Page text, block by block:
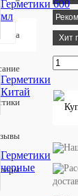
Герметики 600
мл
Герметики
Китай
Герметики
черные
Хит
Товар
участвует
в акции:
Sila(Сила)
Артикул:
00001